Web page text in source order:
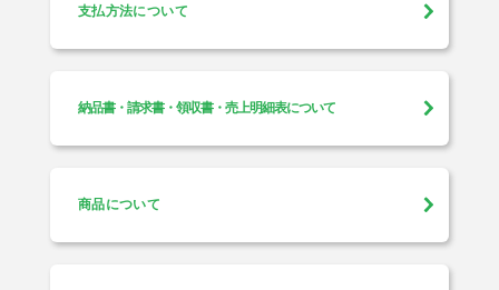
支払方法について
納品書・請求書・領収書・売上明細表について
商品について